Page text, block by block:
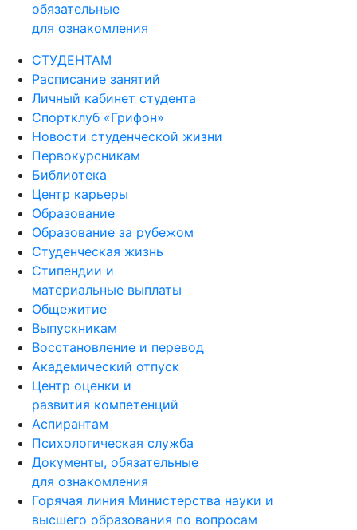
обязательные
для ознакомления
СТУДЕНТАМ
Расписание занятий
Личный кабинет студента
Спортклуб «Грифон»
Новости студенческой жизни
Первокурсникам
Библиотека
Центр карьеры
Образование
Образование за рубежом
Студенческая жизнь
Стипендии и
материальные выплаты
Общежитие
Выпускникам
Восстановление и перевод
Академический отпуск
Центр оценки и
развития компетенций
Аспирантам
Психологическая служба
Документы, обязательные
для ознакомления
Горячая линия Министерства науки и
высшего образования по вопросам